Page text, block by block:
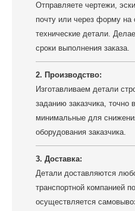
Отправляете чертежи,
почту или через форму на
технические детали.
сроки выполнения заказа.
2. Производство:
Изготавливаем детали
заданию заказчика, точно
минимальные для
оборудования заказчика.
3. Доставка:
Детали доставляются
транспортной компанией
осуществляется